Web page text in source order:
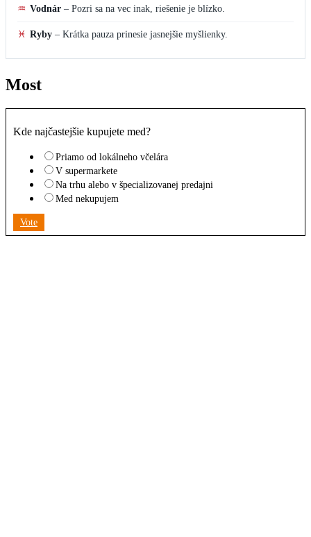
♒ Vodnár – Pozri sa na vec inak, riešenie je blízko.
♓ Ryby – Krátka pauza prinesie jasnejšie myšlienky.
Most
Kde najčastejšie kupujete med?
Priamo od lokálneho včelára
V supermarkete
Na trhu alebo v špecializovanej predajni
Med nekupujem
Vote